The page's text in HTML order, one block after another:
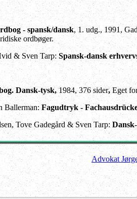
- spansk/dansk, 1. udg., 1991,
ordbøger.
& Sven Tarp:Spansk-dansk
Dansk-tysk,1984, 376 sider,Eget
Ballerman:Fagudtryk -
Tove Gadegård & Sven Tarp:
Advokat